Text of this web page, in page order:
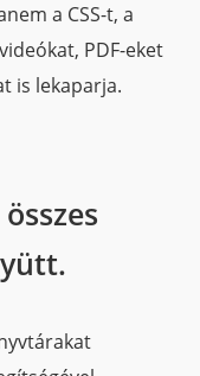
a CSS-t, a
PDF-eket
is lekaparja.